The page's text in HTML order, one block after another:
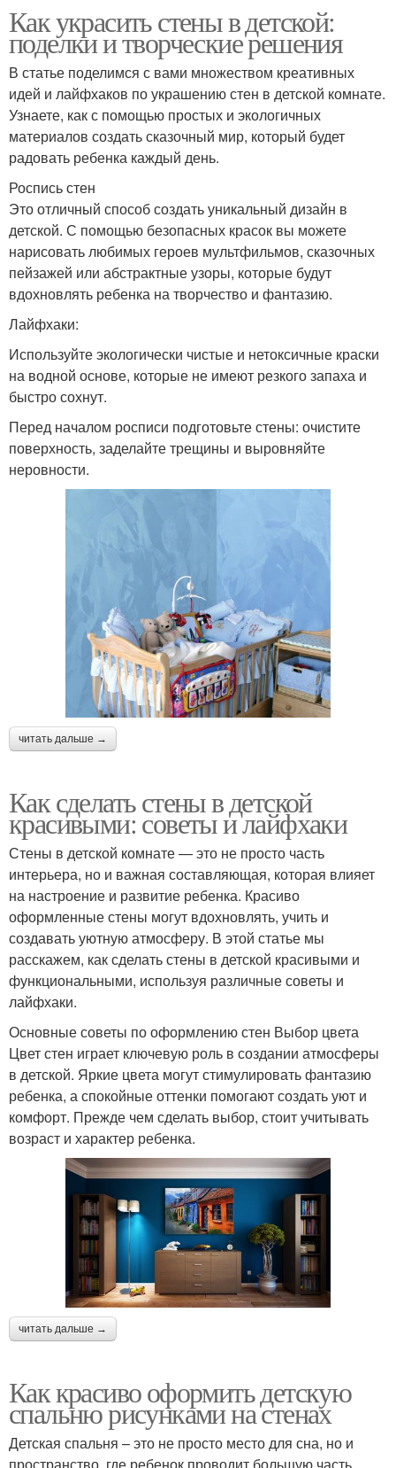
Как украсить стены в детской:
поделки и творческие решения
В статье поделимся с вами множеством креативных
идей и лайфхаков по украшению стен в детской комнате.
Узнаете, как с помощью простых и экологичных
материалов создать сказочный мир, который будет
радовать ребенка каждый день.
Роспись стен
Это отличный способ создать уникальный дизайн в
детской. С помощью безопасных красок вы можете
нарисовать любимых героев мультфильмов, сказочных
пейзажей или абстрактные узоры, которые будут
вдохновлять ребенка на творчество и фантазию.
Лайфхаки:
Используйте экологически чистые и нетоксичные краски
на водной основе, которые не имеют резкого запаха и
быстро сохнут.
Перед началом росписи подготовьте стены: очистите
поверхность, заделайте трещины и выровняйте
неровности.
читать дальше →
Как сделать стены в детской
красивыми: советы и лайфхаки
Стены в детской комнате — это не просто часть
интерьера, но и важная составляющая, которая влияет
на настроение и развитие ребенка. Красиво
оформленные стены могут вдохновлять, учить и
создавать уютную атмосферу. В этой статье мы
расскажем, как сделать стены в детской красивыми и
функциональными, используя различные советы и
лайфхаки.
Основные советы по оформлению стен Выбор цвета
Цвет стен играет ключевую роль в создании атмосферы
в детской. Яркие цвета могут стимулировать фантазию
ребенка, а спокойные оттенки помогают создать уют и
комфорт. Прежде чем сделать выбор, стоит учитывать
возраст и характер ребенка.
читать дальше →
Как красиво оформить детскую
спальню рисунками на стенах
Детская спальня – это не просто место для сна, но и
пространство, где ребенок проводит большую часть